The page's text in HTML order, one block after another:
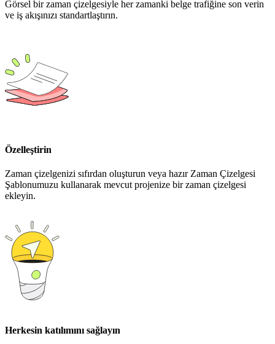
Görsel bir zaman çizelgesiyle her zamanki belge trafiğine son verin
ve iş akışınızı standartlaştırın.
Özelleştirin
Zaman çizelgenizi sıfırdan oluşturun veya hazır Zaman Çizelgesi
Şablonumuzu kullanarak mevcut projenize bir zaman çizelgesi
ekleyin.
Herkesin katılımını sağlayın